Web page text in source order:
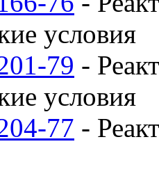
условия
79 -
условия
77 -